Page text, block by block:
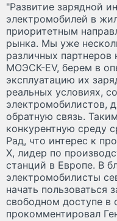
"Развитие зарядной
электромобилей в
приоритетным
рынка. Мы уже
различных
МОЭСК-EV, берем в
эксплуатацию их
реальных условиях,
электромобилистов,
обратную связь.
конкурентную среду
Рад, что интерес к
X, лидер по
станций в Европе. В
электромобилисты
начать пользоваться
свободном доступе в
прокомментировал